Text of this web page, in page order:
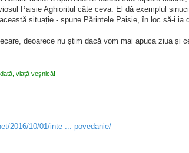
capul ei, rugându-se, şi îndată a făcut-o pe ea să
de om.
a făcut-o desăvârşit sănătoasă. Şi au mulţumit lui
a învăţat pe femeie, ca adeseori să meargă la
pentru aceea – zicea el -, a venit asupra ta acea
Paisie Aghioritul câte ceva. El dă exemplul
situație - spune Părintele Paisie, în loc să-i ia
deoarece nu știm dacă vom mai apuca ziua și
viață veșnică!
2016/10/01/inte ... povedanie/